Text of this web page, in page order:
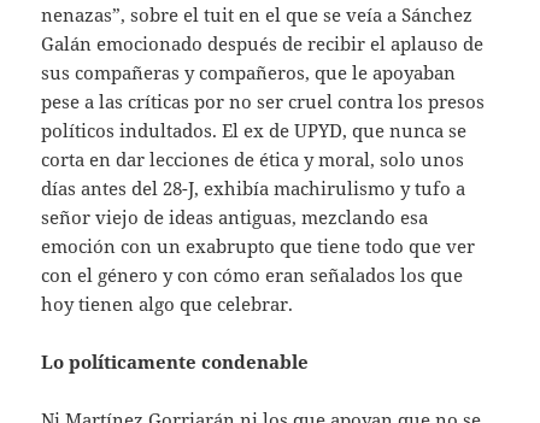
nenazas”, sobre el tuit en el que se veía a Sánchez
Galán emocionado después de recibir el aplauso de
sus compañeras y compañeros, que le apoyaban
pese a las críticas por no ser cruel contra los presos
políticos indultados. El ex de UPYD, que nunca se
corta en dar lecciones de ética y moral, solo unos
días antes del 28-J, exhibía machirulismo y tufo a
señor viejo de ideas antiguas, mezclando esa
emoción con un exabrupto que tiene todo que ver
con el género y con cómo eran señalados los que
hoy tienen algo que celebrar.
Lo políticamente condenable